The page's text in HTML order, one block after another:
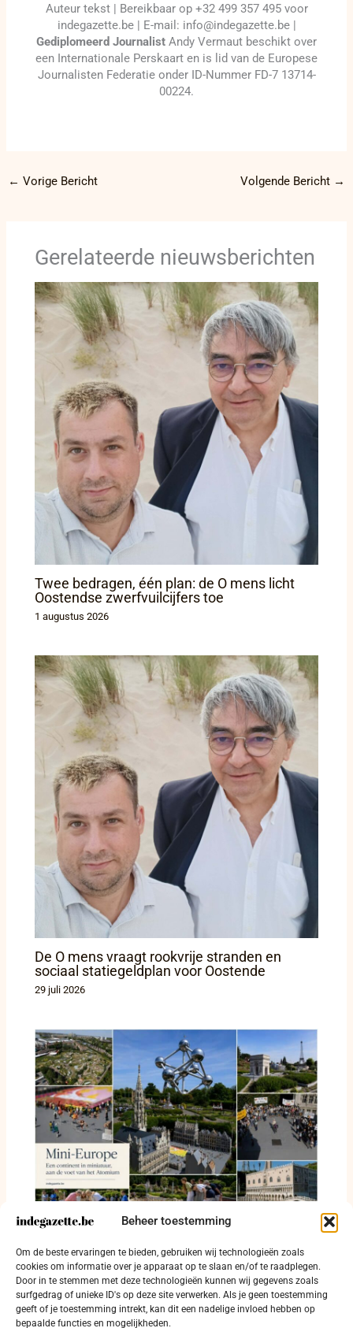
Beheer toestemming
Om de beste ervaringen te bieden, gebruiken wij technologieën zoals
cookies om informatie over je apparaat op te slaan en/of te raadplegen.
Door in te stemmen met deze technologieën kunnen wij gegevens zoals
surfgedrag of unieke ID's op deze site verwerken. Als je geen toestemming
geeft of je toestemming intrekt, kan dit een nadelige invloed hebben op
bepaalde functies en mogelijkheden.
Auteur tekst | Bereikbaar op +32 499 357 495 voor
indegazette.be | E-mail: info@indegazette.be |
Gediplomeerd Journalist Andy Vermaut beschikt over
een Internationale Perskaart en is lid van de Europese
Journalisten Federatie onder ID-Nummer FD-7 13714-
00224.
← Vorige Bericht Volgende Bericht →
Gerelateerde nieuwsberichten
Twee bedragen, één plan: de O mens licht
Oostendse zwerfvuilcijfers toe
1 augustus 2026
De O mens vraagt rookvrije stranden en
sociaal statiegeldplan voor Oostende
29 juli 2026
Mini-Europe (Mini-Europa) brengt 28 landen
binnen één dag en geeft duo-tickets weg
17 juli 2026